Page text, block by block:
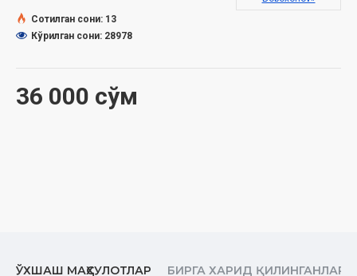
36 000 сўм
Сотилган сони: 13
Кўрилган сони: 28978
ЎХШАШ МАҲСУЛОТЛАР БИРГА ХАРИД ҚИЛИНГАНЛАР